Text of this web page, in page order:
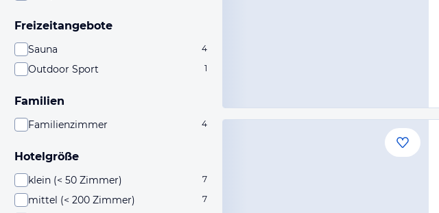
Freizeitangebote
Sauna 4
Outdoor Sport 1
Familien
Familienzimmer 4
Hotelgröße
klein (< 50 Zimmer) 7
mittel (< 200 Zimmer) 7